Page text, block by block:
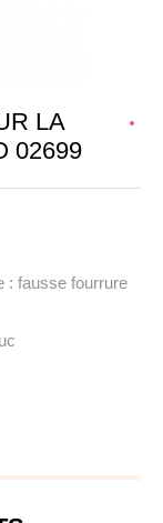
LA
02699
: fausse fourrure